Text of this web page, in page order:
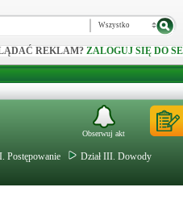
Wszystko
REKLAM? ZALOGUJ SIĘ DO
Postępowanie
Dział III. Dowody
Obserwuj akt